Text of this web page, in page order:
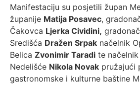
Manifestaciju su posjetili župan
županije Matija Posavec,
Čakovca Ljerka Cividini,
Središća Dražen Srpak načelnik
Belica Zvonimir Taradi te
Nedelišće Nikola Novak pružajući
gastronomske i kulturne baštine